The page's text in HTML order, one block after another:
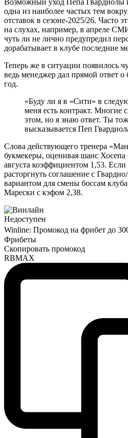
одна из наиболее частых тем
отставок в сезоне-2025/26. Часто
на слухах, например, в апреле
чуть ли не лично предупредил
дорабатывает в клубе последние
Теперь же в ситуации появилось
ведь менеджер дал прямой ответ
год.
«Буду ли я в «Сити» в
меня есть контракт. Многие
этом, но я знаю ответ. Ты
высказывается Пеп
Слова действующего тренера
букмекеры, оценивая шанс Хосепа
августа коэффициентом 1,53.
расторгнуть соглашение с
вариантом для смены боссам
Марески с кэфом 2,38.
Недоступен
Winline: Промокод на фрибет до
Фрибеты
Скопировать промокод
RBMAX